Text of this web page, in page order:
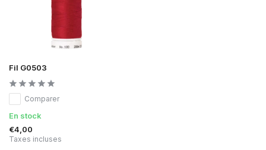
Fil G0503
Comparer
En stock
€4,00
Taxes incluses